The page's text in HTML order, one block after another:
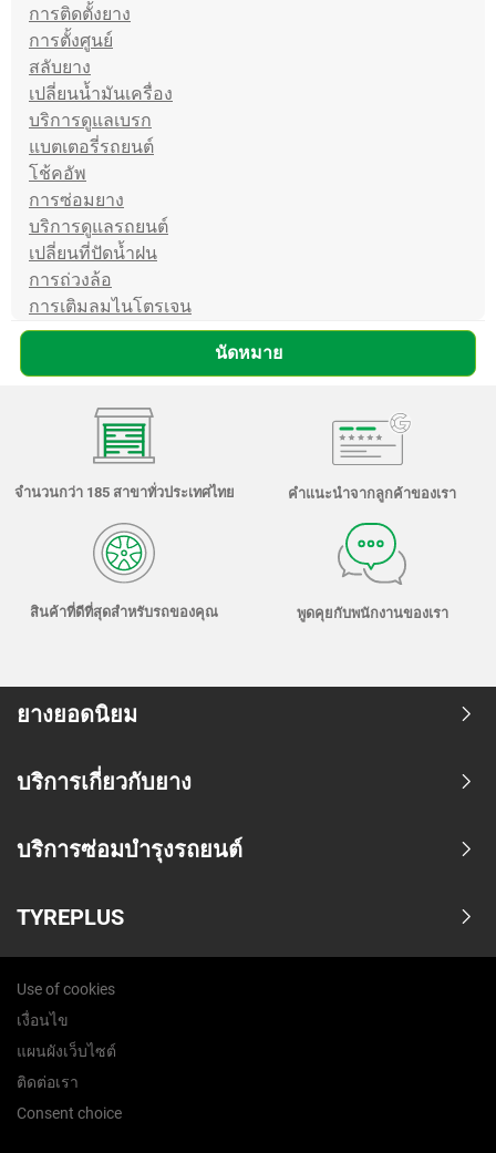
การติดตั้งยาง
การตั้งศูนย์
สลับยาง
เปลี่ยนน้ำมันเครื่อง
บริการดูแลเบรก
แบตเตอรี่รถยนต์
โช้คอัพ
การซ่อมยาง
บริการดูแลรถยนต์
เปลี่ยนที่ปัดน้ำฝน
การถ่วงล้อ
การเติมลมไนโตรเจน
นัดหมาย
จำนวนกว่า 185 สาขาทั่วประเทศไทย คำแนะนำจากลูกค้าของเรา
สินค้าที่ดีที่สุดสำหรับรถของคุณ พูดคุยกับพนักงานของเรา
ยางยอดนิยม
บริการเกี่ยวกับยาง
บริการซ่อมบำรุงรถยนต์
TYREPLUS
Use of cookies
เงื่อนไข
แผนผังเว็บไซต์
ติดต่อเรา
Consent choice